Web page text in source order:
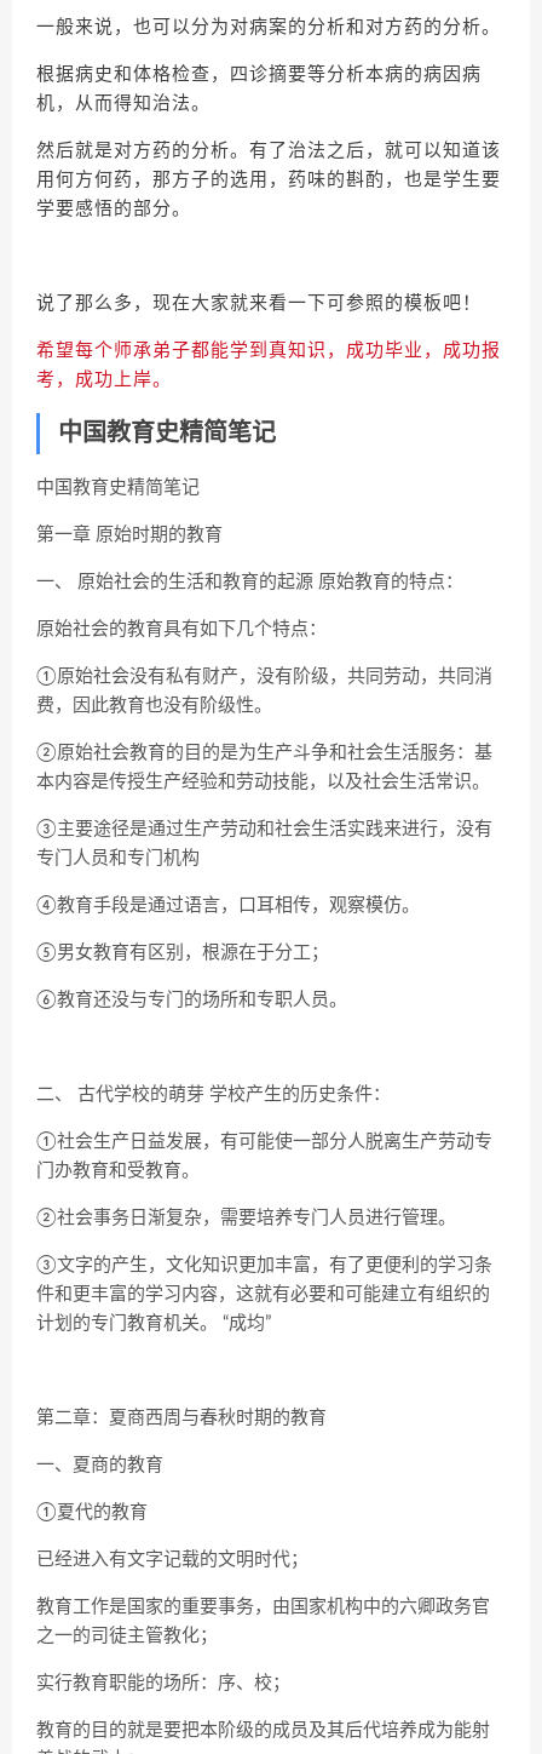
一般来说，也可以分为对病案的分析和对方药的分析。
根据病史和体格检查，四诊摘要等分析本病的病因病
机，从而得知治法。
然后就是对方药的分析。有了治法之后，就可以知道该
用何方何药，那方子的选用，药味的斟酌，也是学生要
学要感悟的部分。
说了那么多，现在大家就来看一下可参照的模板吧！
希望每个师承弟子都能学到真知识，成功毕业，成功报
考，成功上岸。
中国教育史精简笔记
中国教育史精简笔记
第一章 原始时期的教育
一、 原始社会的生活和教育的起源 原始教育的特点：
原始社会的教育具有如下几个特点：
①原始社会没有私有财产，没有阶级，共同劳动，共同消
费，因此教育也没有阶级性。
②原始社会教育的目的是为生产斗争和社会生活服务：基
本内容是传授生产经验和劳动技能，以及社会生活常识。
③主要途径是通过生产劳动和社会生活实践来进行，没有
专门人员和专门机构
④教育手段是通过语言，口耳相传，观察模仿。
⑤男女教育有区别，根源在于分工；
⑥教育还没与专门的场所和专职人员。
二、 古代学校的萌芽 学校产生的历史条件：
①社会生产日益发展，有可能使一部分人脱离生产劳动专
门办教育和受教育。
②社会事务日渐复杂，需要培养专门人员进行管理。
③文字的产生，文化知识更加丰富，有了更便利的学习条
件和更丰富的学习内容，这就有必要和可能建立有组织的
计划的专门教育机关。 “成均”
第二章：夏商西周与春秋时期的教育
一、夏商的教育
①夏代的教育
已经进入有文字记载的文明时代；
教育工作是国家的重要事务，由国家机构中的六卿政务官
之一的司徒主管教化；
实行教育职能的场所：序、校；
教育的目的就是要把本阶级的成员及其后代培养成为能射